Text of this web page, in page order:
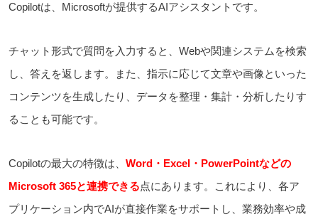
Copilotは、Microsoftが提供するAIアシスタントです。
チャット形式で質問を入力すると、Webや関連システムを検索
し、答えを返します。また、指示に応じて文章や画像といった
コンテンツを生成したり、データを整理・集計・分析したりす
ることも可能です。
Copilotの最大の特徴は、 Word・Excel・PowerPointなどの
Microsoft 365と連携できる点にあります。これにより、各ア
プリケーション内でAIが直接作業をサポートし、業務効率や成